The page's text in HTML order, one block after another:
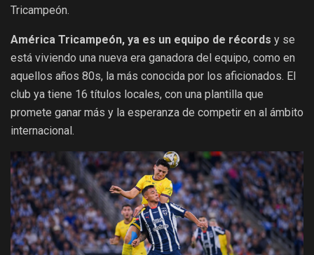
Tricampeón.
América Tricampeón, ya es un equipo de récords y se
está viviendo una nueva era ganadora del equipo, como en
aquellos años 80s, la más conocida por los aficionados. El
club ya tiene 16 títulos locales, con una plantilla que
promete ganar más y la esperanza de competir en al ámbito
internacional.